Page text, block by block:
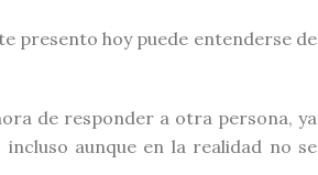
presento hoy puede entenderse de
de responder a otra persona, ya
aunque en la realidad no se